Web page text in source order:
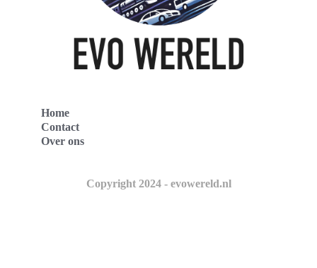
Home
Contact
Over ons
Copyright 2024 - evowereld.nl